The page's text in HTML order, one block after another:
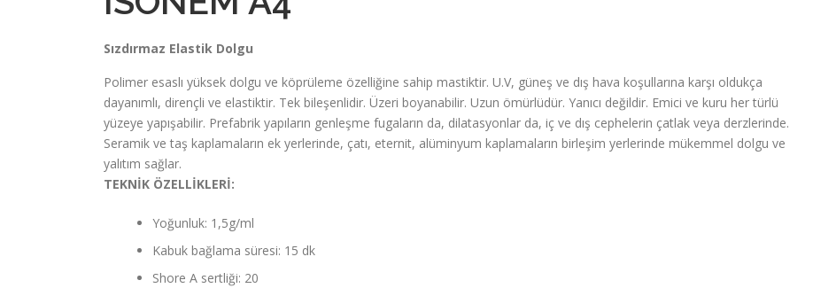
Sızdırmaz Elastik Dolgu
Polimer esaslı yüksek dolgu ve köprüleme özelliğine sahip mastiktir. U.V, güneş ve dış hava koşullarına karşı oldukça
dayanımlı, dirençli ve elastiktir. Tek bileşenlidir. Üzeri boyanabilir. Uzun ömürlüdür. Yanıcı değildir. Emici ve kuru her türlü
yüzeye yapışabilir. Prefabrik yapıların genleşme fugaların da, dilatasyonlar da, iç ve dış cephelerin çatlak veya derzlerinde.
Seramik ve taş kaplamaların ek yerlerinde, çatı, eternit, alüminyum kaplamaların birleşim yerlerinde mükemmel dolgu ve
yalıtım sağlar.
TEKNİK ÖZELLİKLERİ:
Yoğunluk: 1,5g/ml
Kabuk bağlama süresi: 15 dk
Shore A sertliği: 20